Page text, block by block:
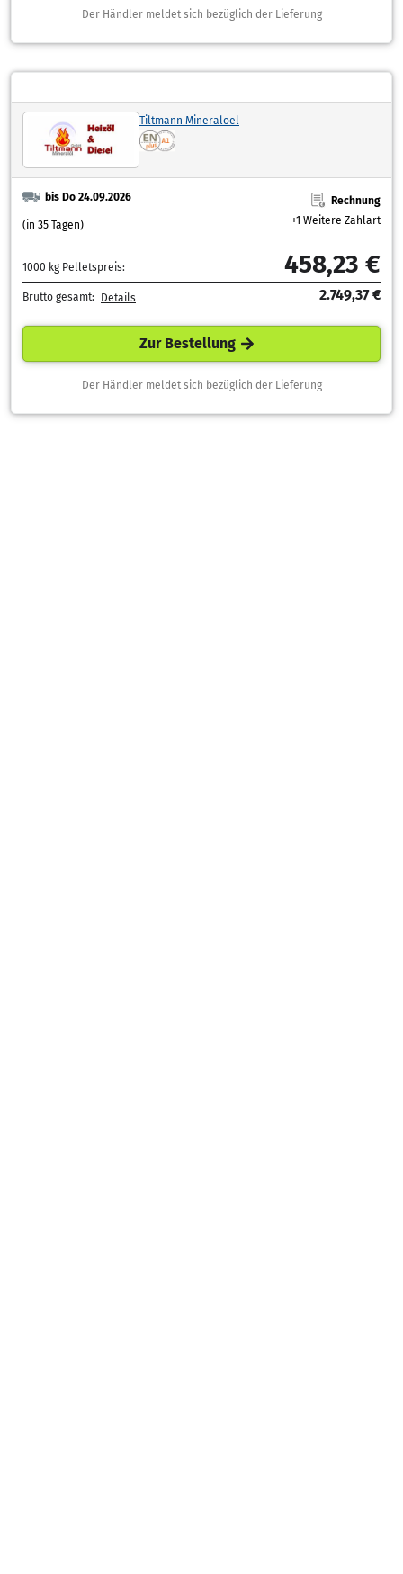
Der Händler meldet sich bezüglich der Lieferung
Tiltmann Mineraloel
bis Do 24.09.2026
(in 35 Tagen)
Rechnung
+1 Weitere Zahlart
1000 kg Pelletspreis: 458,23 €
Brutto gesamt: Details 2.749,37 €
Zur Bestellung
Der Händler meldet sich bezüglich der Lieferung